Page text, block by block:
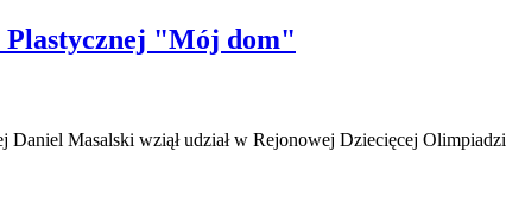
Plastycznej "Mój dom"
Daniel Masalski wziął udział w Rejonowej Dziecięcej